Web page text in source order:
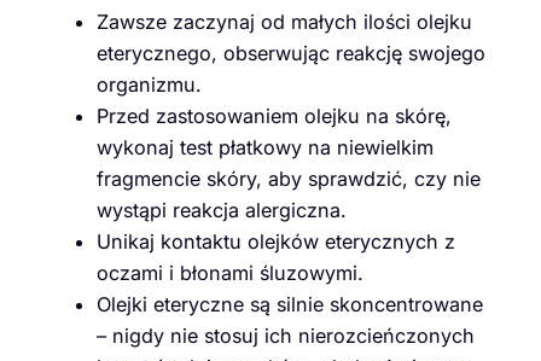
Zawsze zaczynaj od małych ilości olejku
eterycznego, obserwując reakcję swojego
organizmu.
Przed zastosowaniem olejku na skórę,
wykonaj test płatkowy na niewielkim
fragmencie skóry, aby sprawdzić, czy nie
wystąpi reakcja alergiczna.
Unikaj kontaktu olejków eterycznych z
oczami i błonami śluzowymi.
Olejki eteryczne są silnie skoncentrowane
– nigdy nie stosuj ich nierozcieńczonych